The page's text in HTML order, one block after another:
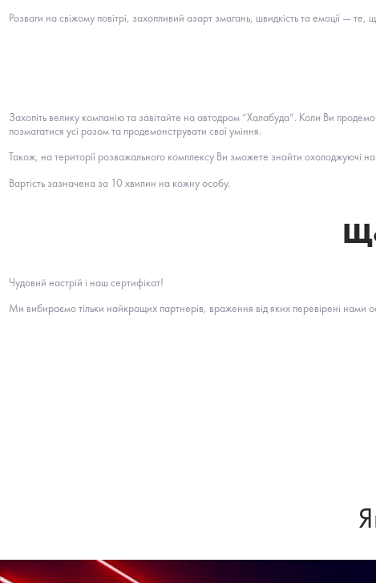
Розваги на свіжому повітрі, захопливий азарт змагань, швидкість та емоції —
Захопіть велику компанію та завітайте на автодром “Халабуда”. Коли Ви
позмагатися усі разом та продемонструвати свої уміння.
Також, на території розважального комплексу Ви зможете знайти охолоджуючі
Вартість зазначена за 10 хвилин на кожну особу.
Чудовий настрій і наш сертифікат!
Ми вибираємо тільки найкращих партнерів, враження від яких перевірені